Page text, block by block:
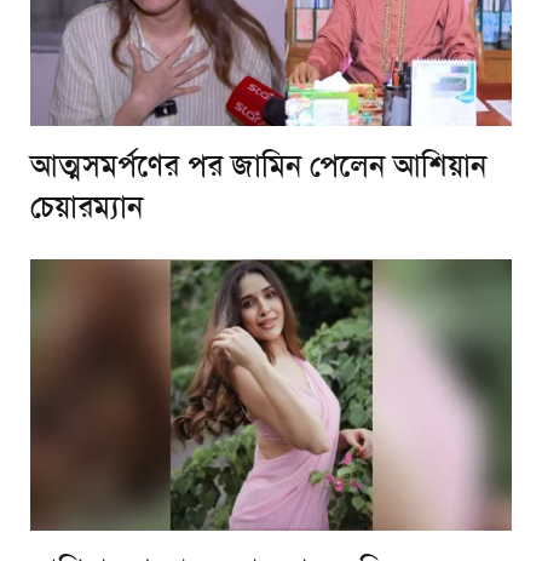
আত্মসমর্পণের পর জামিন পেলেন আশিয়ান
চেয়ারম্যান